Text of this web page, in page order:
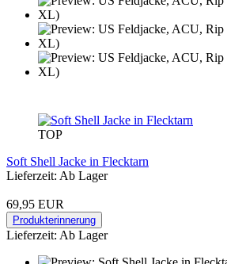
TOP
Soft Shell Jacke in Flecktarn
Lieferzeit: Ab Lager
69,95 EUR
Produkterinnerung
Lieferzeit: Ab Lager